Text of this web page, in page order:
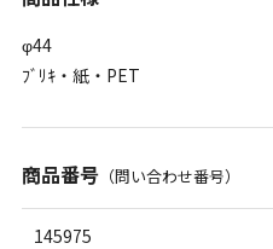
φ44
ﾌﾞﾘｷ・紙・PET
商品番号（問い合わせ番号）
145975